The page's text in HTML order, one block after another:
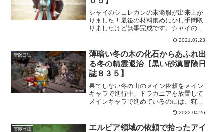
シャイのシェレカンの末裔服が出来上が
りました！最後の材料集めに少し手間取
りましたけど無事完成です。シャイのこ
ういう雰囲気の衣装もいい感じ。製作衣
装って他の職も増やしてもらえたら嬉し
いのに。とか思ってしまうような出来栄
えだと思います。
2021.07.23
冒険日誌
薄暗い冬の木の化石からあふれ出
る冬の精霊退治【黒い砂漠冒険日
誌８３５】
果てしない冬の山のメイン依頼をメイン
キャラで進行中。ドラカニアを放置して
メインキャラで進めているのには、狩場
も見ておきたいってのもあったりで。早
速、薄暗い冬の木の化石から出現する冬
の精霊退治にチャレンジしてみました。
2022.04.26
冒険日誌
エルビア領域の依頼で拾ったアイ